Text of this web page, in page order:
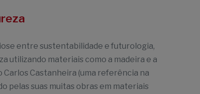
entre sustentabilidade e futurologia,
utilizando materiais como a madeira e a
Castanheira (uma referência na
pelas suas muitas obras em materiais